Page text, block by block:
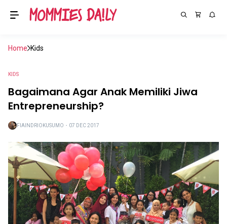
Home Kids
KIDS
Bagaimana Agar Anak Memiliki Jiwa
Entrepreneurship?
FIAINDRIOKUSUMO ・ 07 DEC 2017